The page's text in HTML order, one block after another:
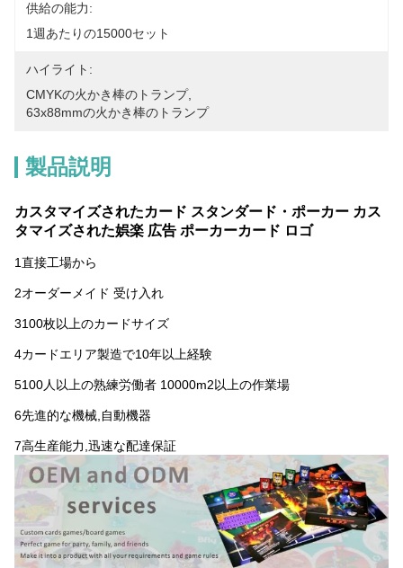
供給の能力:
1週あたりの15000セット
ハイライト:
CMYKの火かき棒のトランプ,
63x88mmの火かき棒のトランプ
製品説明
カスタマイズされたカード スタンダード・ポーカー カス
タマイズされた娯楽 広告 ポーカーカード ロゴ
1直接工場から
2オーダーメイド 受け入れ
3100枚以上のカードサイズ
4カードエリア製造で10年以上経験
5100人以上の熟練労働者 10000m2以上の作業場
6先進的な機械,自動機器
7高生産能力,迅速な配達保証